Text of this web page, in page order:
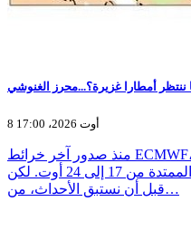
ننتظر أمطارا غزيرة؟...محرز الغنوشي
8 أوت 2026، 17:00
منذ صدور آخر خرائط ECMWF، انتشرت تفسيرات تقول إن تونس
ستشهد أمطارًا غزيرة خلال الفترة الممتدة من 17 إلى 24 أوت. لكن
قبل أن نستبق الأحداث، من…